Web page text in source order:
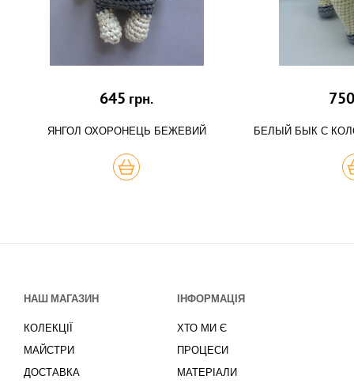
645 грн.
ЯНГОЛ ОХОРОНЕЦЬ БЕЖЕВИЙ
КУПИТЬ
750
БЕЛЫЙ БЫК С
НАШ МАГАЗИН
КОЛЕКЦІЇ
МАЙСТРИ
ДОСТАВКА
ІНФОРМАЦІЯ
ХТО МИ Є
ПРОЦЕСИ
МАТЕРІАЛИ